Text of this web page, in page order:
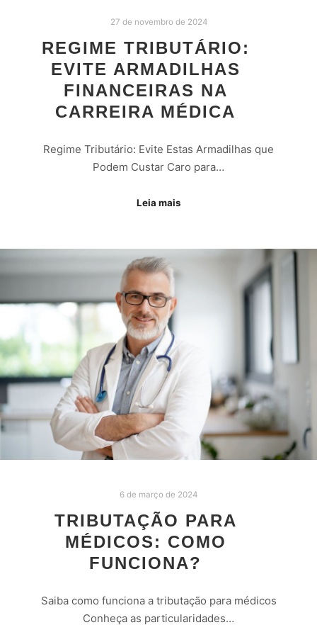
27 de novembro de 2024
REGIME TRIBUTÁRIO:
EVITE ARMADILHAS
FINANCEIRAS NA
CARREIRA MÉDICA
Regime Tributário: Evite Estas Armadilhas que
Podem Custar Caro para…
Leia mais
6 de março de 2024
TRIBUTAÇÃO PARA
MÉDICOS: COMO
FUNCIONA?
Saiba como funciona a tributação para médicos
Conheça as particularidades…